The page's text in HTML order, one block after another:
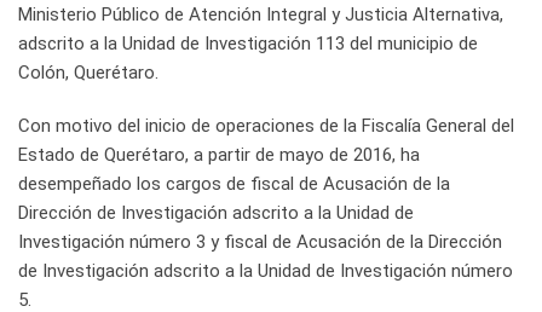
Ministerio Público de Atención Integral y Justicia Alternativa,
adscrito a la Unidad de Investigación 113 del municipio de
Colón, Querétaro.
Con motivo del inicio de operaciones de la Fiscalía General del
Estado de Querétaro, a partir de mayo de 2016, ha
desempeñado los cargos de fiscal de Acusación de la
Dirección de Investigación adscrito a la Unidad de
Investigación número 3 y fiscal de Acusación de la Dirección
de Investigación adscrito a la Unidad de Investigación número
5.